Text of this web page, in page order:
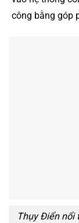
công bằng góp
Thụy Điển nổi